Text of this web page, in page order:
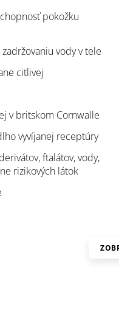
pokožku
vody v tele
citlivej
v britskom Cornwalle
vyvíjanej receptúry
ftalátov, vody,
rizikových látok